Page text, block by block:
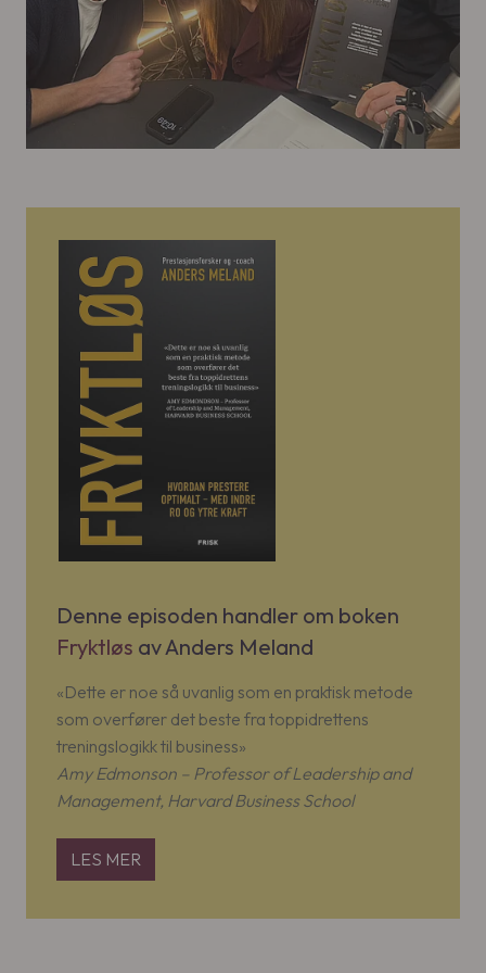
Denne episoden handler om boken
Fryktløs av Anders Meland
«Dette er noe så uvanlig som en praktisk metode
som overfører det beste fra toppidrettens
treningslogikk til business»
Amy Edmonson – Professor of Leadership and
Management, Harvard Business School
LES MER